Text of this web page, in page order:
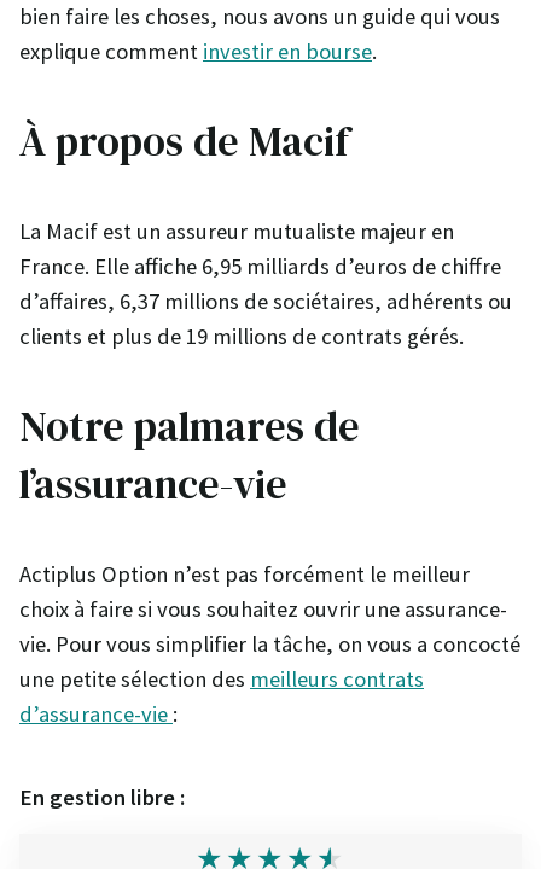
bien faire les choses, nous avons un guide qui vous
explique comment investir en bourse.
À propos de Macif
La Macif est un assureur mutualiste majeur en
France. Elle affiche 6,95 milliards d’euros de chiffre
d’affaires, 6,37 millions de sociétaires, adhérents ou
clients et plus de 19 millions de contrats gérés.
Notre palmares de
l’assurance-vie
Actiplus Option n’est pas forcément le meilleur
choix à faire si vous souhaitez ouvrir une assurance-
vie. Pour vous simplifier la tâche, on vous a concocté
une petite sélection des meilleurs contrats
d’assurance-vie :
En gestion libre :